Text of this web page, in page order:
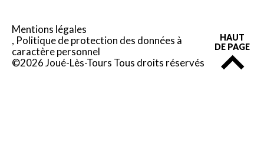
Mentions légales
Politique de protection des données à
caractère personnel
©2026 Joué-Lès-Tours Tous droits réservés
HAUT
DE PAGE